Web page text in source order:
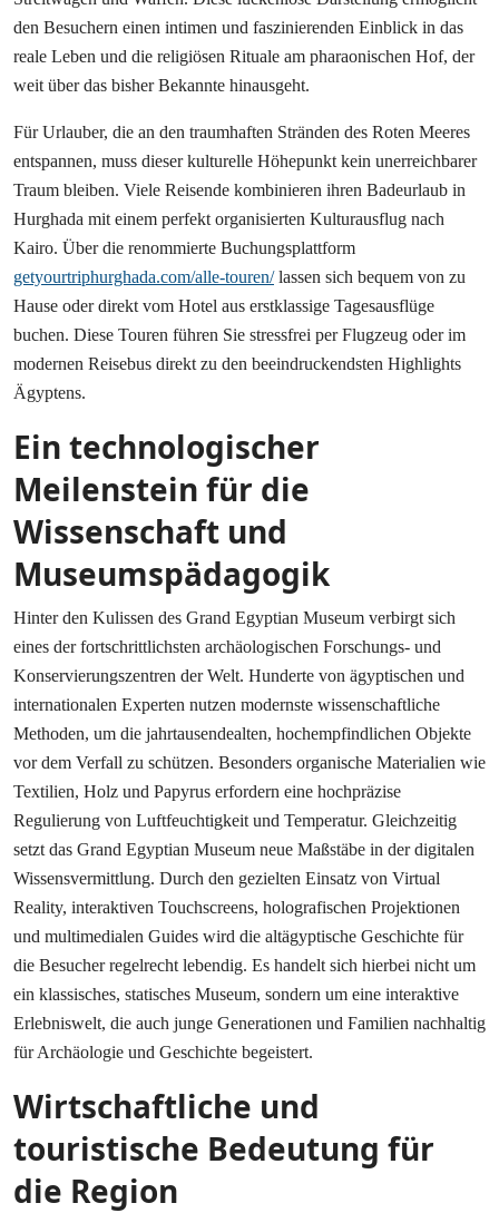
den Besuchern einen intimen und faszinierenden Einblick in das
reale Leben und die religiösen Rituale am pharaonischen Hof, der
weit über das bisher Bekannte hinausgeht.
Für Urlauber, die an den traumhaften Stränden des Roten Meeres
entspannen, muss dieser kulturelle Höhepunkt kein unerreichbarer
Traum bleiben. Viele Reisende kombinieren ihren Badeurlaub in
Hurghada mit einem perfekt organisierten Kulturausflug nach
Kairo. Über die renommierte Buchungsplattform
getyourtriphurghada.com/alle-touren/lassen sich bequem von zu
Hause oder direkt vom Hotel aus erstklassige Tagesausflüge
buchen. Diese Touren führen Sie stressfrei per Flugzeug oder im
modernen Reisebus direkt zu den beeindruckendsten Highlights
Ägyptens.
Ein technologischer
Meilenstein für die
Wissenschaft und
Museumspädagogik
Hinter den Kulissen des Grand Egyptian Museum verbirgt sich
eines der fortschrittlichsten archäologischen Forschungs- und
Konservierungszentren der Welt. Hunderte von ägyptischen und
internationalen Experten nutzen modernste wissenschaftliche
Methoden, um die jahrtausendealten, hochempfindlichen Objekte
vor dem Verfall zu schützen. Besonders organische Materialien wie
Textilien, Holz und Papyrus erfordern eine hochpräzise
Regulierung von Luftfeuchtigkeit und Temperatur. Gleichzeitig
setzt das Grand Egyptian Museum neue Maßstäbe in der digitalen
Wissensvermittlung. Durch den gezielten Einsatz von Virtual
Reality, interaktiven Touchscreens, holografischen Projektionen
und multimedialen Guides wird die altägyptische Geschichte für
die Besucher regelrecht lebendig. Es handelt sich hierbei nicht um
ein klassisches, statisches Museum, sondern um eine interaktive
Erlebniswelt, die auch junge Generationen und Familien nachhaltig
für Archäologie und Geschichte begeistert.
Wirtschaftliche und
touristische Bedeutung für
die Region